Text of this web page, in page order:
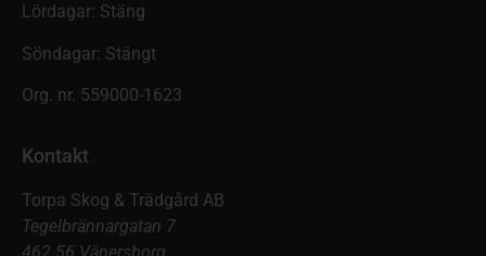
Lördagar: Stäng
Söndagar: Stängt
Org. nr. 559000-1623
Kontakt
Torpa Skog & Trädgård AB
Tegelbrännargatan 7
462 56 Vänersborg